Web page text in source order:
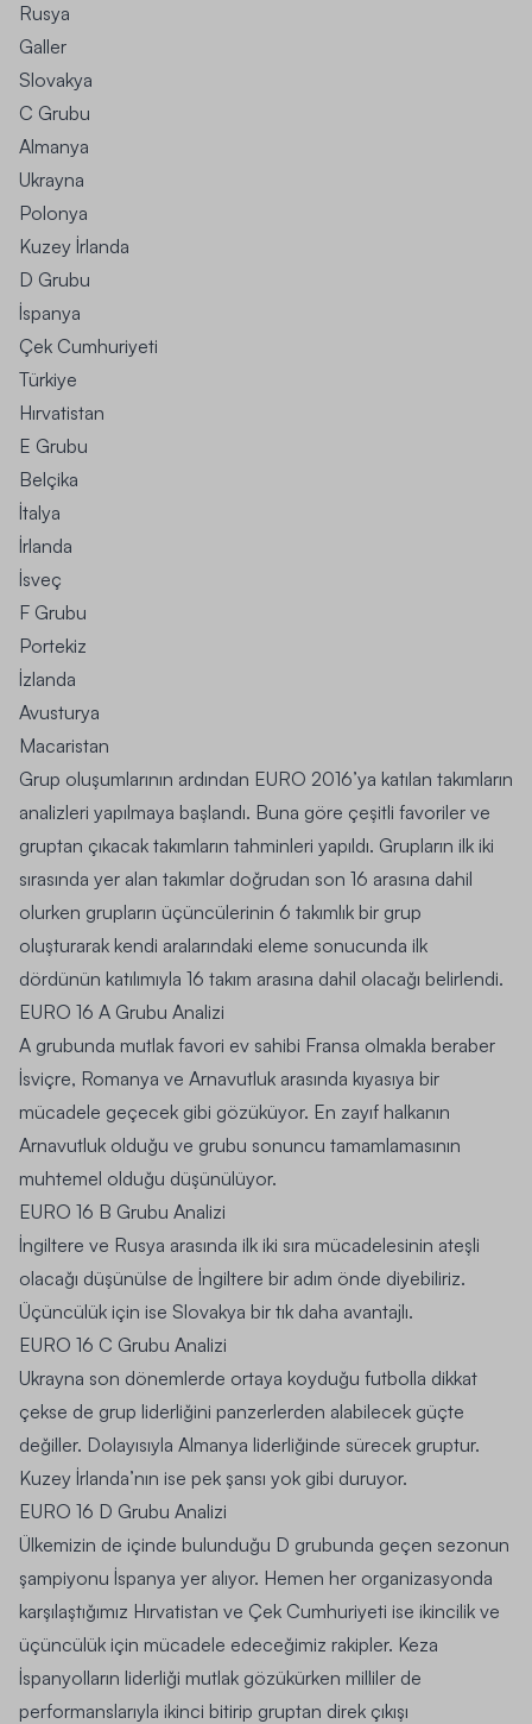
Rusya
Galler
Slovakya
C Grubu
Almanya
Ukrayna
Polonya
Kuzey İrlanda
D Grubu
İspanya
Çek Cumhuriyeti
Türkiye
Hırvatistan
E Grubu
Belçika
İtalya
İrlanda
İsveç
F Grubu
Portekiz
İzlanda
Avusturya
Macaristan
Grup oluşumlarının ardından EURO 2016’ya katılan takımların
analizleri yapılmaya başlandı. Buna göre çeşitli favoriler ve
gruptan çıkacak takımların tahminleri yapıldı. Grupların ilk iki
sırasında yer alan takımlar doğrudan son 16 arasına dahil
olurken grupların üçüncülerinin 6 takımlık bir grup
oluşturarak kendi aralarındaki eleme sonucunda ilk
dördünün katılımıyla 16 takım arasına dahil olacağı belirlendi.
EURO 16 A Grubu Analizi
A grubunda mutlak favori ev sahibi Fransa olmakla beraber
İsviçre, Romanya ve Arnavutluk arasında kıyasıya bir
mücadele geçecek gibi gözüküyor. En zayıf halkanın
Arnavutluk olduğu ve grubu sonuncu tamamlamasının
muhtemel olduğu düşünülüyor.
EURO 16 B Grubu Analizi
İngiltere ve Rusya arasında ilk iki sıra mücadelesinin ateşli
olacağı düşünülse de İngiltere bir adım önde diyebiliriz.
Üçüncülük için ise Slovakya bir tık daha avantajlı.
EURO 16 C Grubu Analizi
Ukrayna son dönemlerde ortaya koyduğu futbolla dikkat
çekse de grup liderliğini panzerlerden alabilecek güçte
değiller. Dolayısıyla Almanya liderliğinde sürecek gruptur.
Kuzey İrlanda’nın ise pek şansı yok gibi duruyor.
EURO 16 D Grubu Analizi
Ülkemizin de içinde bulunduğu D grubunda geçen sezonun
şampiyonu İspanya yer alıyor. Hemen her organizasyonda
karşılaştığımız Hırvatistan ve Çek Cumhuriyeti ise ikincilik ve
üçüncülük için mücadele edeceğimiz rakipler. Keza
İspanyolların liderliği mutlak gözükürken milliler de
performanslarıyla ikinci bitirip gruptan direk çıkışı